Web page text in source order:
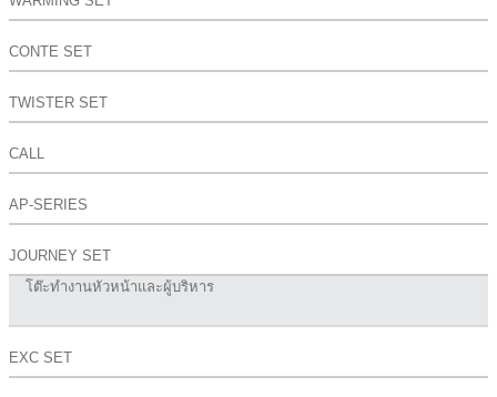
CONTE SET
TWISTER SET
CALL
AP-SERIES
JOURNEY SET
โต๊ะทำงานหัวหน้าและผู้บริหาร
EXC SET